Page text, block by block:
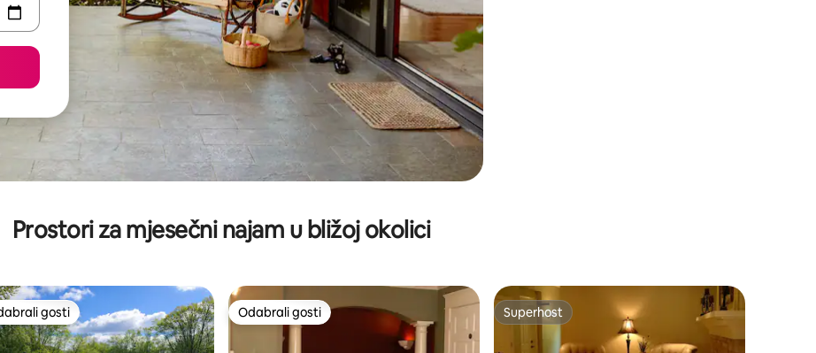
Prostori za mjesečni najam u bližoj okolici
najviše rangiranima s oznakom „Odabrali gosti”
gosti Odabrali gosti
Odabrali gosti Superhost
Superhost